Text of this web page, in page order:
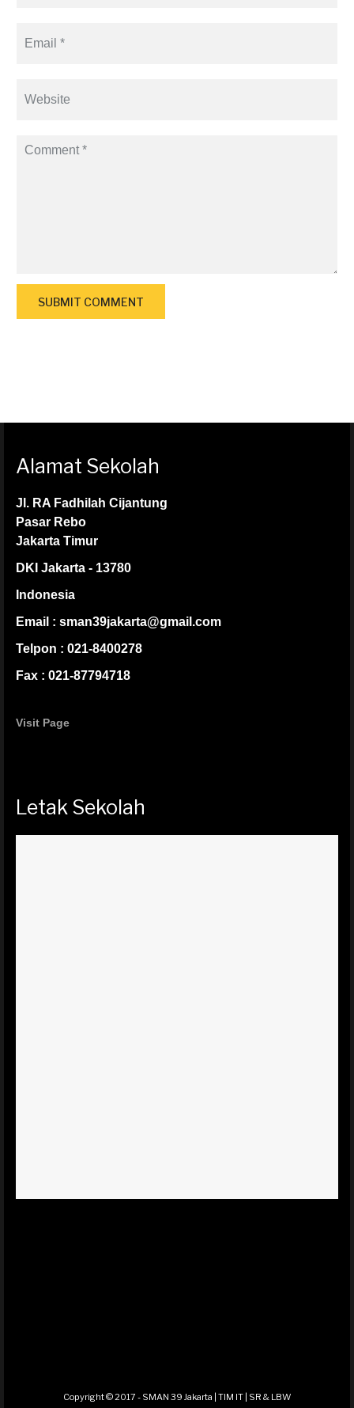
Alamat Sekolah
Jl. RA Fadhilah Cijantung
Pasar Rebo
Jakarta Timur
DKI Jakarta - 13780
Indonesia
Email : sman39jakarta@gmail.com
Telpon : 021-8400278
Fax : 021-87794718
Visit Page
Letak Sekolah
Copyright © 2017 - SMAN 39 Jakarta | TIM IT | SR & LBW